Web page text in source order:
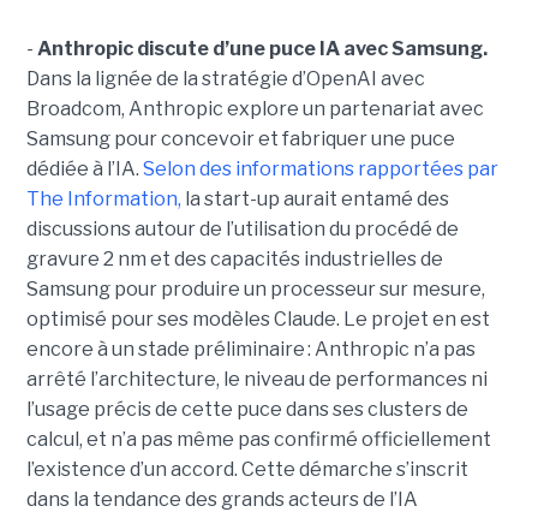
- Anthropic discute d’une puce IA avec Samsung.
Dans la lignée de la stratégie d’OpenAI avec
Broadcom, Anthropic explore un partenariat avec
Samsung pour concevoir et fabriquer une puce
dédiée à l’IA. Selon des informations rapportées par
The Information, la start-up aurait entamé des
discussions autour de l’utilisation du procédé de
gravure 2 nm et des capacités industrielles de
Samsung pour produire un processeur sur mesure,
optimisé pour ses modèles Claude. Le projet en est
encore à un stade préliminaire : Anthropic n’a pas
arrêté l’architecture, le niveau de performances ni
l’usage précis de cette puce dans ses clusters de
calcul, et n’a pas même pas confirmé officiellement
l’existence d’un accord. Cette démarche s’inscrit
dans la tendance des grands acteurs de l’IA